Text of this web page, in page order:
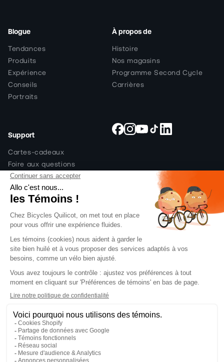
Blogue
Tendances
Produits
Expérience
Conseils
Portraits
À propos de
Histoire
Nos magasins
Programme Second Cycle
Carrières
Support
Cartes-cadeaux
Foire aux questions
Politique de livraison
Politique de retour
Politique de prix et code
promo
Financement
Contactez-nous
Facebook
Instagram
YouTube
TikTok
Snapchat
Abonnez-vous à notre infolettre pour des
offres exclusives